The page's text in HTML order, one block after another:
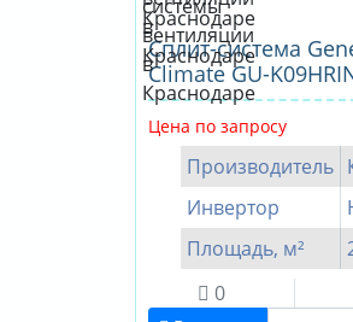
Сплит-система
Climate GU-
Цена по запросу
Производитель
Инвертор
Площадь, м²
0